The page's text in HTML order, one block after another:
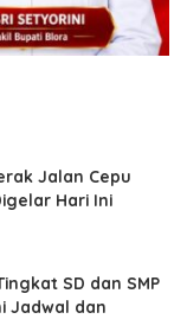
Jalan Cepu
Hari Ini
SD dan SMP
Jadwal dan